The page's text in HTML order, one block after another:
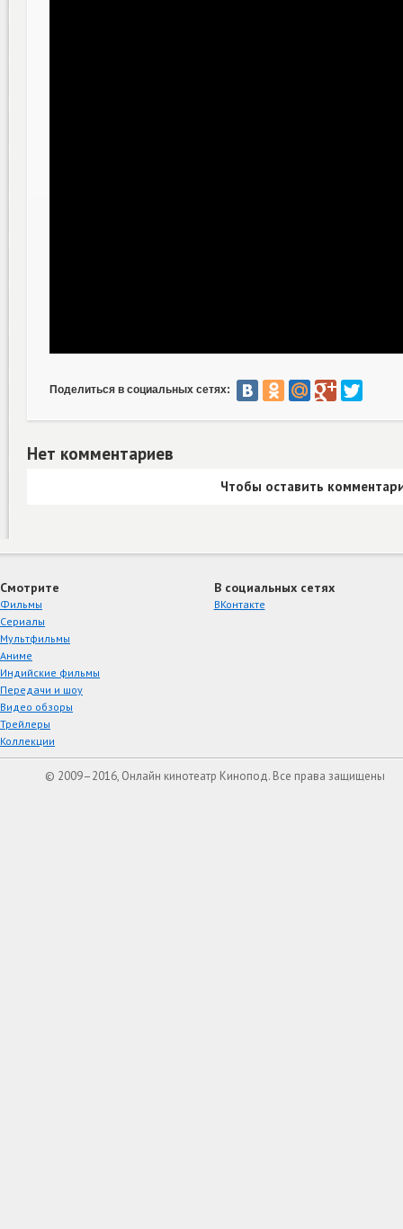
Поделиться в социальных сетях:
Нет комментариев
Чтобы оставить
Смотрите
Фильмы
Сериалы
Мультфильмы
Аниме
Индийские фильмы
Передачи и шоу
Видео обзоры
Трейлеры
Коллекции
В социальных сетях
ВКонтакте
© 2009–2016, Онлайн кинотеатр Кинопод. Все права защищены